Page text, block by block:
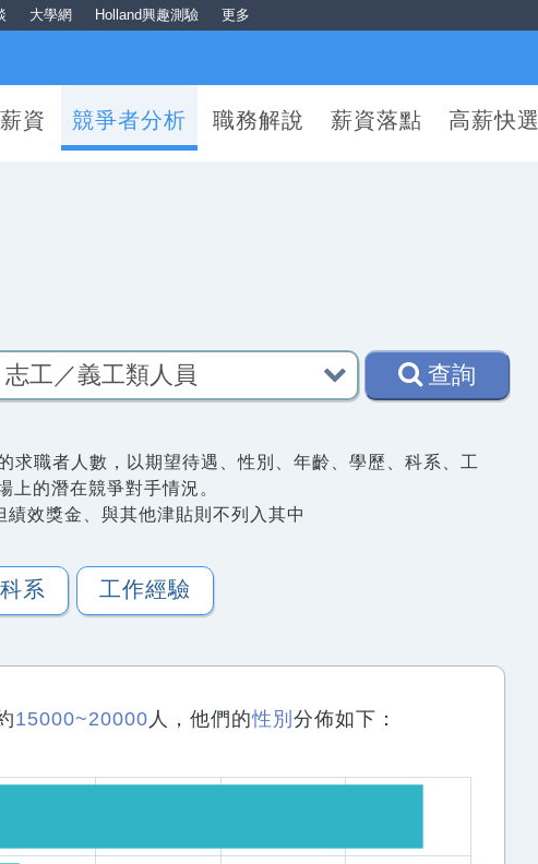
大學網 Holland興趣測驗 更多
資 競爭者分析 職務解說 薪資落點 高薪快選
查詢
求職者人數，以期望待遇、性別、年齡、學歷、科系、工
的潛在競爭對手情況。
效獎金、與其他津貼則不列入其中
科系 工作經驗
15000~20000 人，他們的性別 分佈如下：